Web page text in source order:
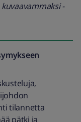
-
tilannetta
pätki ja